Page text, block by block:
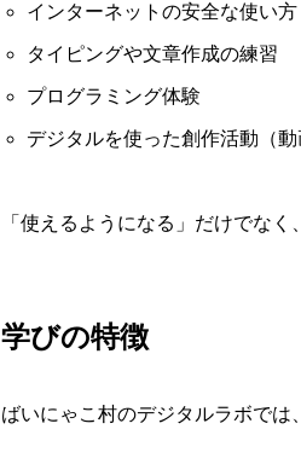
インターネットの安全な使い方
タイピングや文章作成の練習
プログラミング体験
デジタルを使った創作活動（動
「使えるようになる」だけでな
学びの特徴
ばいにゃこ村のデジタルラボでは